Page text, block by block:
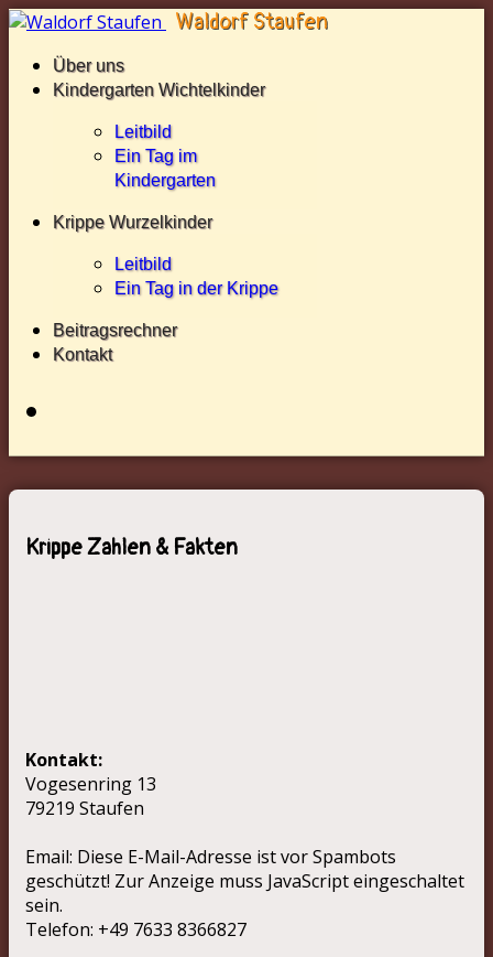
Über uns
Kindergarten Wichtelkinder
Leitbild
Ein Tag im
Kindergarten
Krippe Wurzelkinder
Leitbild
Ein Tag in der Krippe
Beitragsrechner
Kontakt
Krippe Zahlen & Fakten
Kontakt:
Vogesenring 13
79219 Staufen
Email: Diese E-Mail-Adresse ist vor Spambots
geschützt! Zur Anzeige muss JavaScript eingeschaltet
sein.
Telefon: +49 7633 8366827